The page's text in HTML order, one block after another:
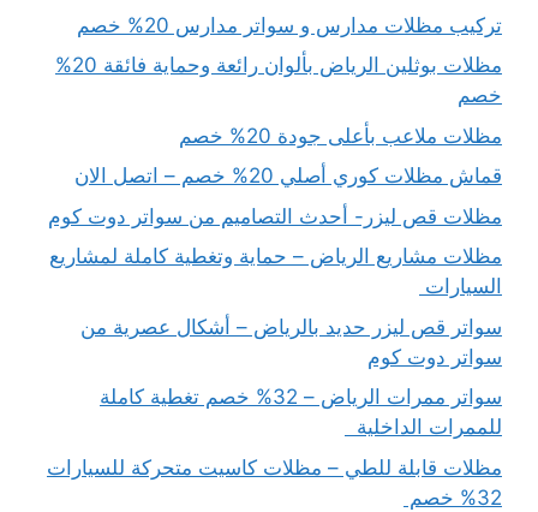
تركيب مظلات مدارس و سواتر مدارس 20% خصم
مظلات بوثلين الرياض بألوان رائعة وحماية فائقة 20%
خصم
مظلات ملاعب بأعلى جودة 20% خصم
قماش مظلات كوري أصلي 20% خصم – اتصل الان
مظلات قص ليزر- أحدث التصاميم من سواتر دوت كوم
مظلات مشاريع الرياض – حماية وتغطية كاملة لمشاريع
السيارات
سواتر قص ليزر حديد بالرياض – أشكال عصرية من
سواتر دوت كوم
سواتر ممرات الرياض – 32% خصم تغطية كاملة
للممرات الداخلية
مظلات قابلة للطي – مظلات كاسيت متحركة للسيارات
32% خصم